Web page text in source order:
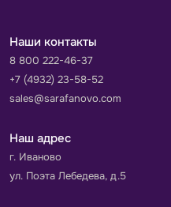
Наши контакты
8 800 222-46-37
+7 (4932) 23-58-52
sales@sarafanovo.com
Наш адрес
г. Иваново
ул. Поэта Лебедева, д.5